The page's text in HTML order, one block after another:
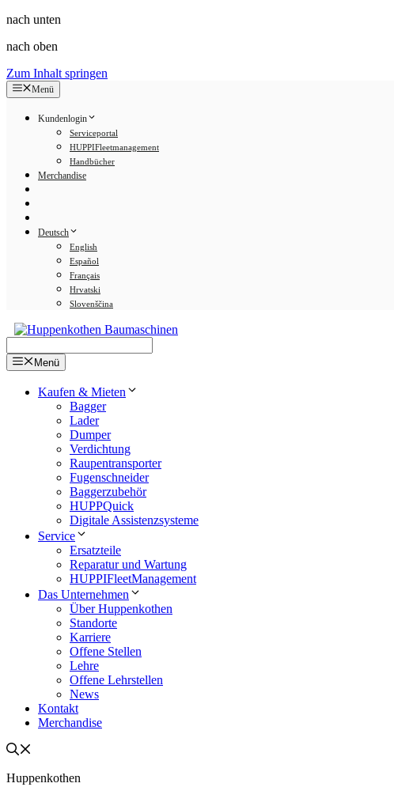
nach unten
nach oben
Zum Inhalt springen
Menü
Kundenlogin
Serviceportal
HUPPIFleetmanagement
Handbücher
Merchandise
Deutsch
English
Español
Français
Hrvatski
Slovenščina
Menü
Kaufen & Mieten
Bagger
Lader
Dumper
Verdichtung
Raupentransporter
Fugenschneider
Baggerzubehör
HUPPQuick
Digitale Assistenzsysteme
Service
Ersatzteile
Reparatur und Wartung
HUPPIFleetManagement
Das Unternehmen
Über Huppenkothen
Standorte
Karriere
Offene Stellen
Lehre
Offene Lehrstellen
News
Kontakt
Merchandise
Huppenkothen